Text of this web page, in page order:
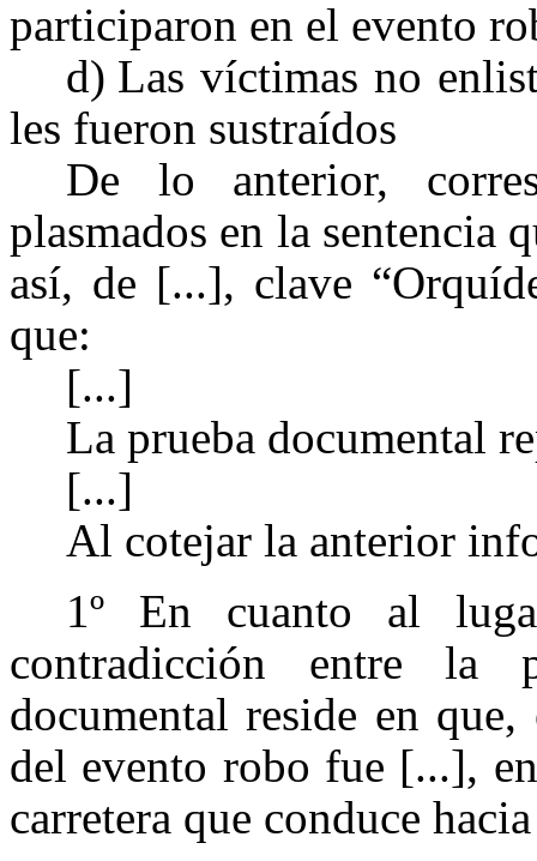
participaron en el evento
d) Las víctimas no
les fueron sustraídos
De lo anterior,
plasmados en la sentencia
así, de [...], clave
que:
[...]
La prueba documental
[...]
Al cotejar la anterior
1º En cuanto al
contradicción entre la
documental reside en
del evento robo fue [...],
carretera que conduce